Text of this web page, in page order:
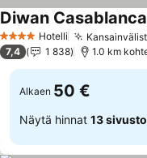
4 Tähtiluokitus
Hotelli
Diwan
7,4 1 838 1.0 km
Alkaen 50 €
Näytä hinnat 13